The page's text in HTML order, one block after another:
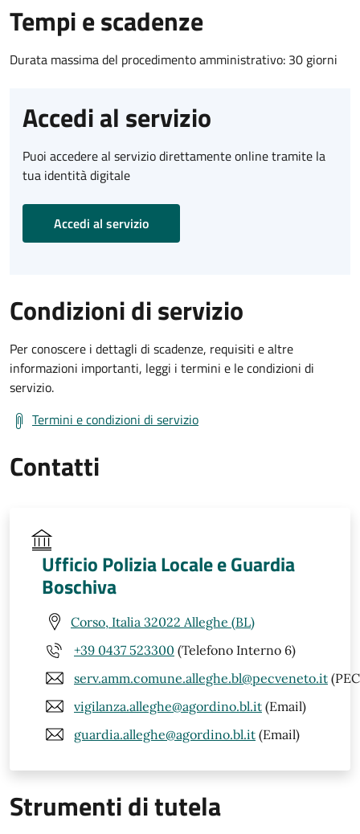
Tempi e scadenze
Durata massima del procedimento amministrativo: 30 giorni
Accedi al servizio
Puoi accedere al servizio direttamente online tramite la
tua identità digitale
Accedi al servizio
Condizioni di servizio
Per conoscere i dettagli di scadenze, requisiti e altre
informazioni importanti, leggi i termini e le condizioni di
servizio.
Termini e condizioni di servizio
Contatti
Ufficio Polizia Locale e Guardia
Boschiva
Corso, Italia 32022 Alleghe (BL)
+39 0437 523300 (Telefono Interno 6)
serv.amm.comune.alleghe.bl@pecveneto.it
vigilanza.alleghe@agordino.bl.it (Email)
guardia.alleghe@agordino.bl.it (Email)
Strumenti di tutela